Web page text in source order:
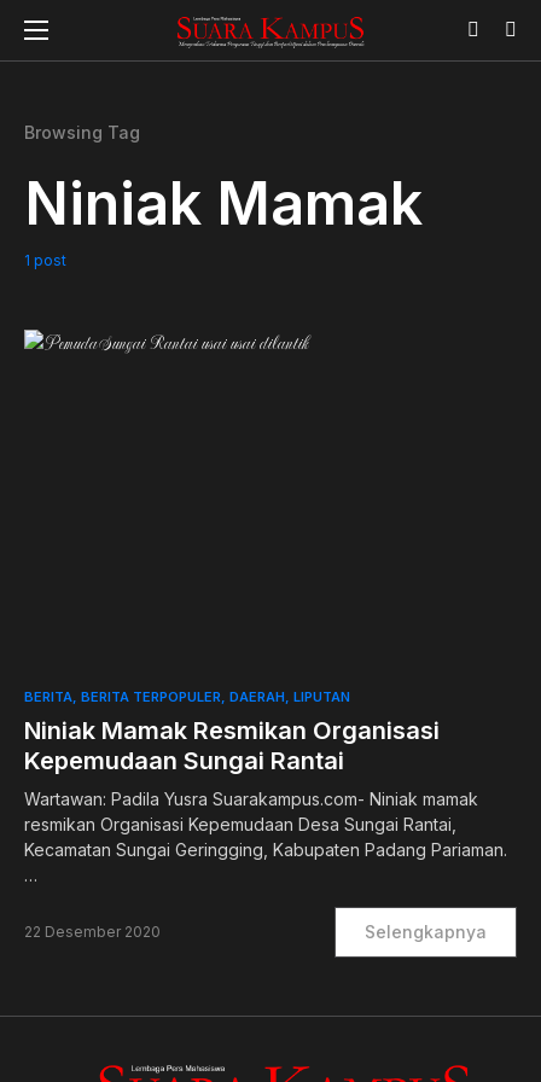
Browsing Tag
Niniak Mamak
1 post
0
BERITA BERITA TERPOPULER DAERAH LIPUTAN
Niniak Mamak Resmikan Organisasi
Kepemudaan Sungai Rantai
Wartawan: Padila Yusra Suarakampus.com- Niniak mamak
resmikan Organisasi Kepemudaan Desa Sungai Rantai,
Kecamatan Sungai Geringging, Kabupaten Padang Pariaman.
…
22 Desember 2020 Selengkapnya